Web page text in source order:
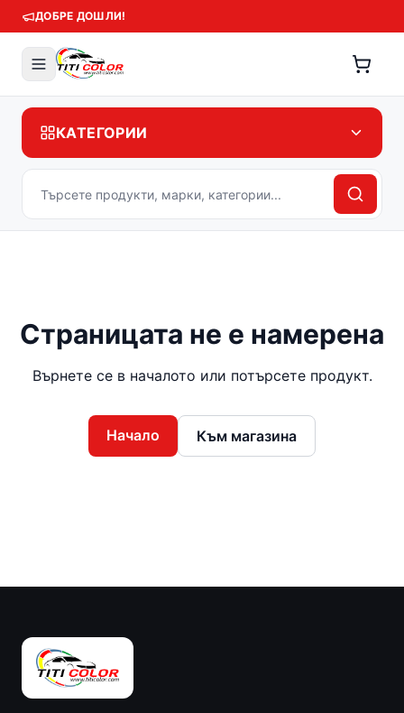
ДОБРЕ ДОШЛИ!
КАТЕГОРИИ
Страницата не е намерена
Върнете се в началото или потърсете продукт.
Начало Към магазина